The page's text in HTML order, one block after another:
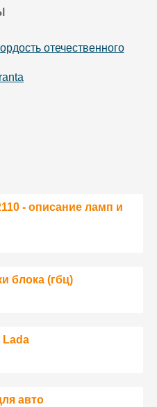
отечественного
- описание ламп и
блока (гбц)
Lada
авто